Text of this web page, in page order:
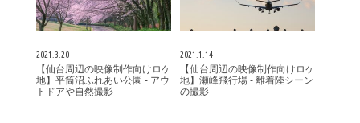
2021.3.20
【仙台周辺の映像制作向けロケ
地】平筒沼ふれあい公園 - アウ
トドアや自然撮影
2021.1.14
【仙台周辺の映像制作向けロケ
地】瀬峰飛行場 - 離着陸シーン
の撮影